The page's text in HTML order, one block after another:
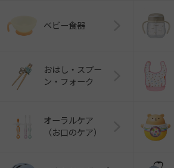
ベビー食器
おはし・スプー
ン・フォーク
オーラルケア
（お口のケア）